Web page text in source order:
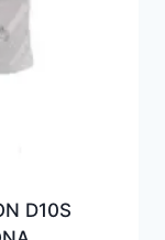
D10S